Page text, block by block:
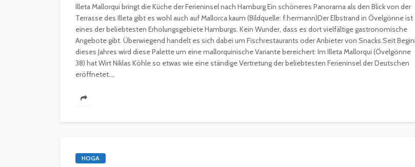
Illeta Mallorqui bringt die Küche der Ferieninsel nach Hamburg Ein schöneres Panorama als den Blick von der
Terrasse des Illeta gibt es wohl auch auf Mallorca kaum (Bildquelle: f.hermann)Der Elbstrand in Övelgönne ist
eines der beliebtesten Erholungsgebiete Hamburgs. Kein Wunder, dass es dort vielfältige gastronomische
Angebote gibt. Überwiegend handelt es sich dabei um Fischrestaurants oder Anbieter von Snacks.Seit
dieses Jahres wird diese Palette um eine mallorquinische Variante bereichert: Im Illeta Mallorqui (Övelgönne
38) hat Wirt Niklas Köhle so etwas wie eine ständige Vertretung der beliebtesten Ferieninsel der Deutschen
eröffnetet....
HOGA